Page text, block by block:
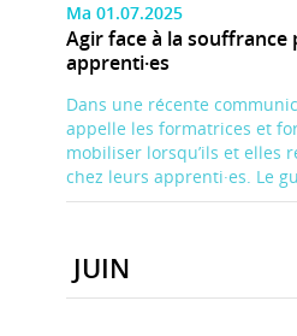
Ma 01.07.2025
Agir face à la souffrance
apprenti·es
Dans une récente
appelle les formatrices et
mobiliser lorsqu’ils et elles
chez leurs apprenti·es. Le
JUIN